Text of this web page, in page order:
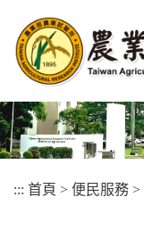
容
區
塊
::: 首頁 > 便民服務 >